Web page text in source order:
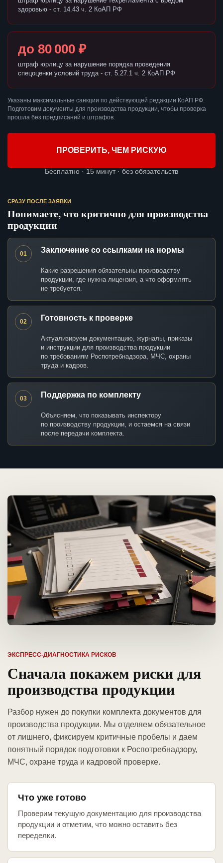
здоровью - ст. 14.43 ч. 2 КоАП РФ
до 80 000 ₽
штраф юрлицу за нарушение порядка проведения
спецоценки условий труда - ст. 5.27.1 ч. 2 КоАП РФ
Указаны максимальные санкции по действующей редакции КоАП РФ.
Подготовим документы для производства продукции, чтобы проверка
прошла без предписаний и штрафов.
ПРОВЕРИТЬ, ЧЕМ РИСКУЮ
Бесплатно · 15 минут · без обязательств
СРАЗУ ПОСЛЕ ЗАЯВКИ
Понимаете, что критично для производства
продукции
01 Заключение со ссылками на нормы
Какие разрешения обязательны производству
продукции, где нужна лицензия, а что оформлять
не требуется.
02 Готовность к проверке
Актуализируем документацию, журналы, приказы
и инструкции для производства продукции
по требованиям Роспотребнадзора, МЧС, охраны
труда и кадров.
03 Поддержка по комплекту
Объясняем, что показывать инспектору
по производству продукции, и остаемся на связи
после передачи комплекта.
ЭКСПРЕСС-ДИАГНОСТИКА РИСКОВ
Сначала покажем риски для
производства продукции
Разбор нужен до покупки комплекта документов для
производства продукции. Мы отделяем обязательное
от лишнего, фиксируем критичные пробелы и даем
понятный порядок подготовки к Роспотребнадзору,
МЧС, охране труда и кадровой проверке.
Что уже готово
Проверим текущую документацию для производства
продукции и отметим, что можно оставить без
переделки.